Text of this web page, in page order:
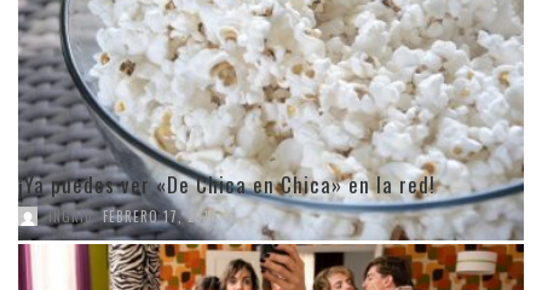
¡Ya puedes ver «De Chica en Chica» en la red!
INGRID, FEBRERO 17, 2016